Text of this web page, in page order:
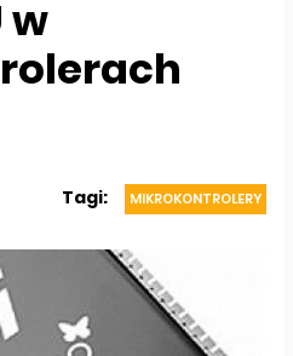
w
Tagi: MIKROKONTROLERY